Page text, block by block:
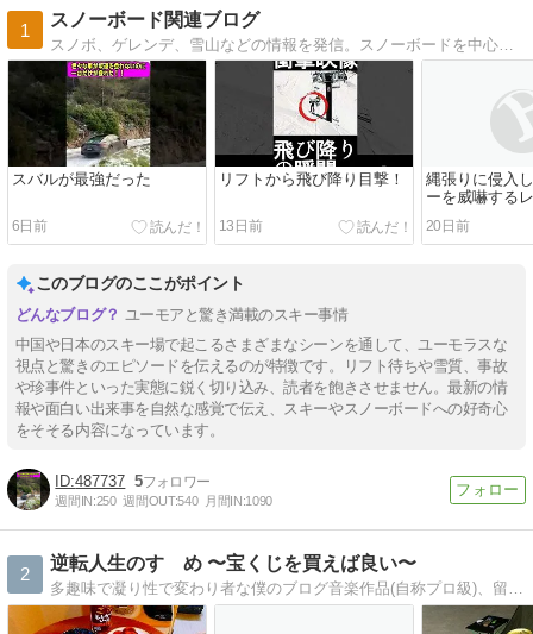
1
スノーボード関連ブログ
スノボ、ゲレンデ、雪山などの情報を発信。スノーボードを中心にゲレンデ、雪山、ギアなどについて書いていきます。
スバルが最強だった
6日前
リフトから飛び降り目撃！
13日前
縄張りに侵入
ーを威嚇する
20日前
このブログのここがポイント
ユーモアと驚き満載のスキー事情
中国や日本のスキー場で起こるさまざまなシーンを通して、ユーモラスな
視点と驚きのエピソードを伝えるのが特徴です。リフト待ちや雪質、事故
や珍事件といった実態に鋭く切り込み、読者を飽きさせません。最新の情
報や面白い出来事を自然な感覚で伝え、スキーやスノーボードへの好奇心
をそそる内容になっています。
487737 5
週間IN:250 週間OUT:540 月間IN:1090
2
逆転人生のすゝめ 〜宝くじを買えば良い〜
多趣味で凝り性で変わり者な僕のブログ音楽作品(自称プロ級)、留学経験などの昔話、スキーとバイクに没頭する日々